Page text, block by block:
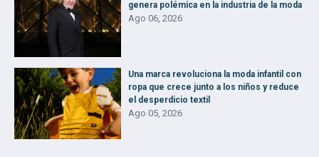
genera polémica en la industria de la moda
Ago 06, 2026
Una marca revoluciona la moda infantil con
ropa que crece junto a los niños y reduce
el desperdicio textil
Ago 05, 2026